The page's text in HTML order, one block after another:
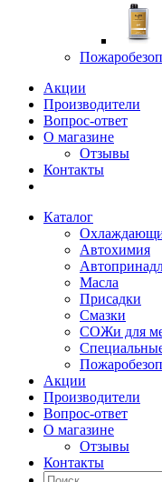
Акции
Производители
Вопрос-ответ
О магазине
Отзывы
Контакты
Каталог
Автохимия
Масла
Присадки
Смазки
СОЖи для
Акции
Производители
Вопрос-ответ
О магазине
Отзывы
Контакты